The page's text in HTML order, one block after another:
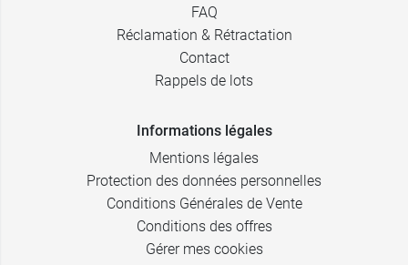
FAQ
Réclamation & Rétractation
Contact
Rappels de lots
Informations légales
Mentions légales
Protection des données personnelles
Conditions Générales de Vente
Conditions des offres
Gérer mes cookies